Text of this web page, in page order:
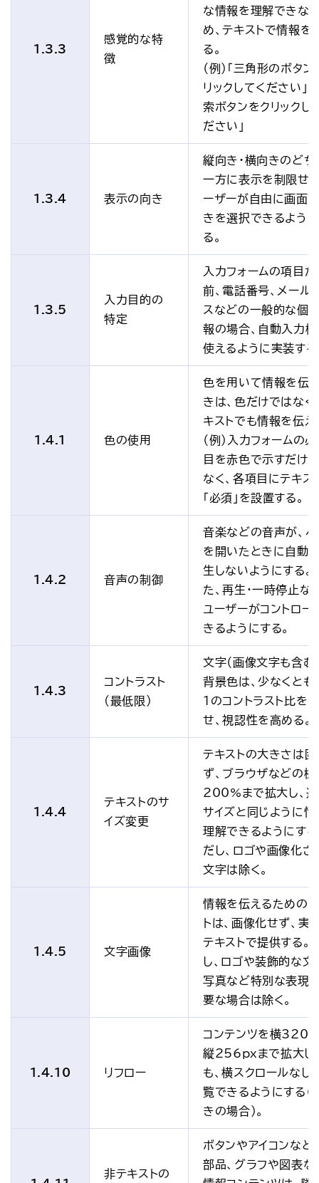
1.3.3
感覚的な特
徴
な情報を理解できな
め、テキストで情報を
る。
（例）「三角形のボタン
リックしてください」→
索ボタンをクリックし
ださい」
1.3.4 表示の向き
縦向き・横向きのどち
一方に表示を制限せ
ーザーが自由に画面
きを選択できるよう
る。
1.3.5
入力目的の
特定
入力フォームの項目が
前、電話番号、メール
スなどの一般的な個
報の場合、自動入力
使えるように実装する
1.4.1 色の使用
色を用いて情報を伝
きは、色だけではなく
キストでも情報を伝え
（例）入力フォームの
目を赤色で示すだけ
なく、各項目にテキス
「必須」を設置する。
1.4.2 音声の制御
音楽などの音声が、ペ
を開いたときに自動
生しないようにする。
た、再生・一時停止な
ユーザーがコントロー
きるようにする。
1.4.3
コントラスト
(最低限)
文字（画像文字も含む
背景色は、少なくとも
1のコントラスト比を
せ、視認性を高める。
1.4.4
テキストのサ
イズ変更
テキストの大きさは
ず、ブラウザなどの機
200%まで拡大し、
サイズと同じように情
理解できるようにする
だし、ロゴや画像化さ
文字は除く。
1.4.5 文字画像
情報を伝えるための
トは、画像化せず、実
テキストで提供する。
し、ロゴや装飾的な文
写真など特別な表現
要な場合は除く。
1.4.10 リフロー
コンテンツを横
縦256pxまで拡大し
も、横スクロールなし
覧できるようにする（
きの場合）。
非テキストの
ボタンやアイコンな
部品、グラフや図表な